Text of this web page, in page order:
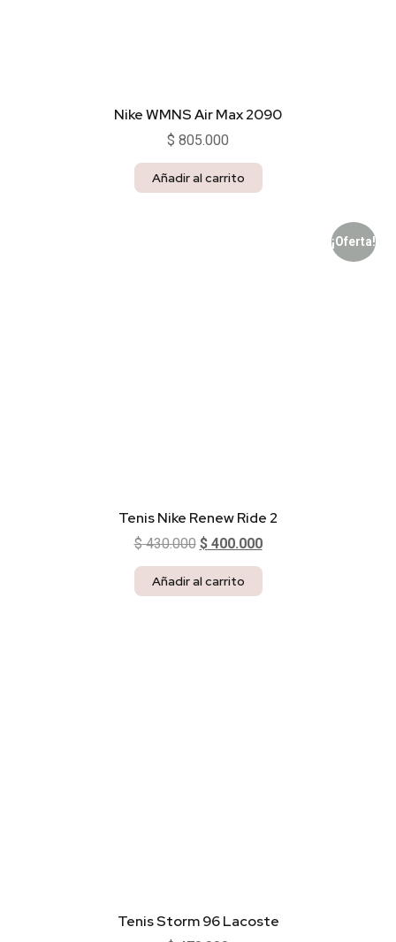
Nike WMNS Air Max 2090
$ 805.000
Añadir al carrito
¡Oferta!
Tenis Nike Renew Ride 2
$430.000 $400.000
Añadir al carrito
Tenis Storm 96 Lacoste